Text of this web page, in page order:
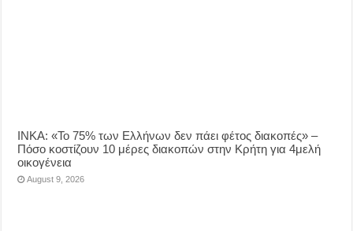
ΙΝΚΑ: «Το 75% των Ελλήνων δεν πάει φέτος διακοπές» –
Πόσο κοστίζουν 10 μέρες διακοπών στην Κρήτη για 4μελή
οικογένεια
August 9, 2026